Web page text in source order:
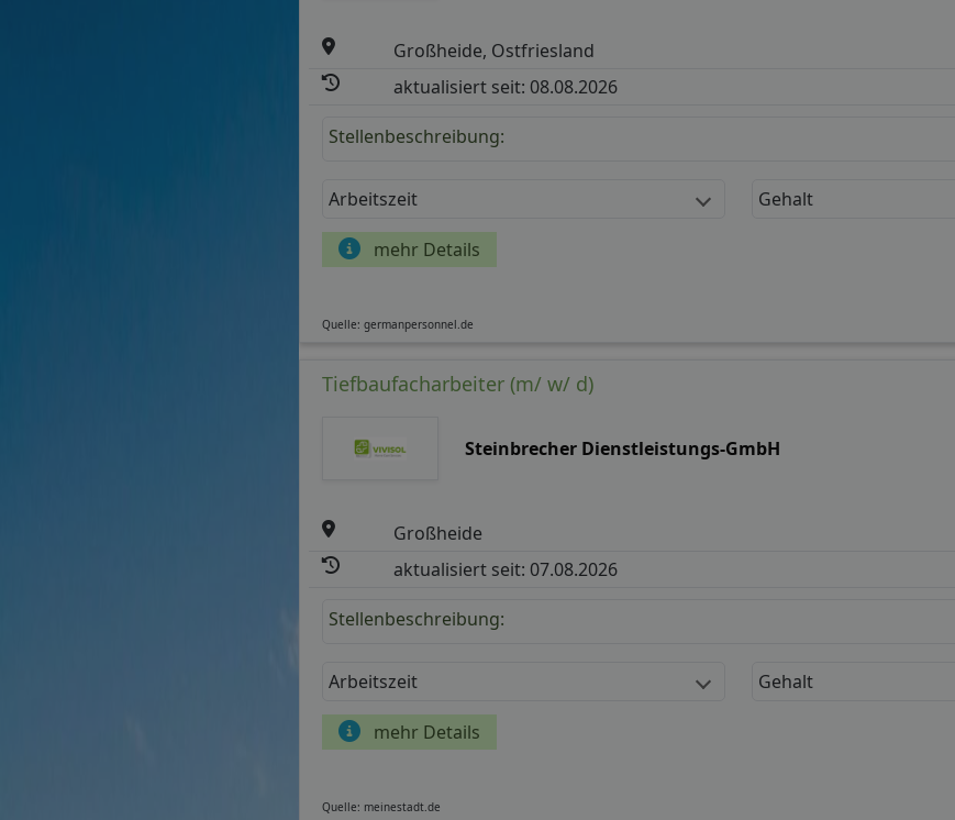
Großheide, Ostfriesland
aktualisiert seit: 08.08.2026
Stellenbeschreibung:
Arbeitszeit Gehalt
mehr Details
Quelle: germanpersonnel.de
Tiefbaufacharbeiter (m/ w/ d)
Steinbrecher Dienstleistungs-GmbH
Großheide
aktualisiert seit: 07.08.2026
Stellenbeschreibung:
Arbeitszeit Gehalt
mehr Details
Quelle: meinestadt.de